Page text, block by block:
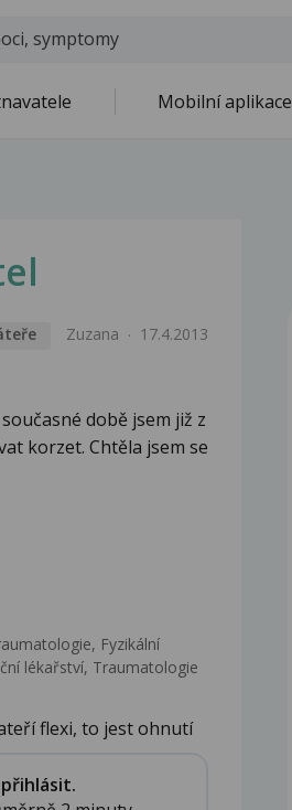
Mobilní aplikace
Zuzana 17.4.2013
době jsem již z
korzet. Chtěla jsem se
Fyzikální
lékařství‎, Traumatologie
flexi, to jest ohnutí